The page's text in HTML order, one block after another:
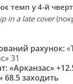
темп у 4-й
in a late cover
рахунок:
31
«Арканзас»
68.5 заходить